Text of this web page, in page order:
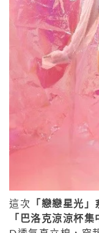
這次 「戀戀星光」
「巴洛克涼涼杯集